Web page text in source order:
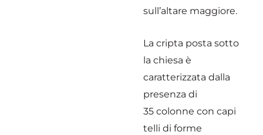
sull’altare maggiore.
La cripta posta sotto
la chiesa è
caratterizzata dalla
presenza di
35 colonne con capi
telli di forme